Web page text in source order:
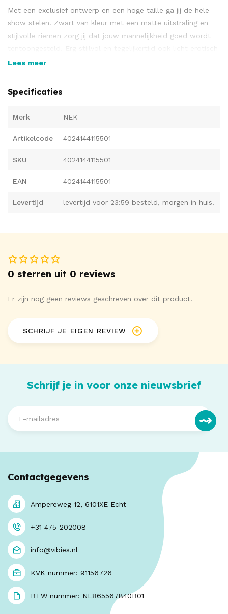
Met een exclusief ontwerp en een hoge taille ga jij de hele
show stelen. Zwart van kleur met een matte uitstraling en
stijlvolle riemen zorg jij dat jouw mannelijkheid goed wordt
geeft dit broekje NEK perfect draagcomfort en is de
en een echte trendy eye catcher!
90% polyester, 10% elastaan, polyurethaan coating.
Lees meer
Specificaties
Merk NEK
Artikelcode 4024144115501
SKU 4024144115501
EAN 4024144115501
Levertijd levertijd voor 23:59 besteld, morgen in huis.
0 sterren uit 0 reviews
Er zijn nog geen reviews geschreven over dit product.
SCHRIJF JE EIGEN REVIEW
Schrijf je in voor onze nieuwsbrief
Contactgegevens
Ampereweg 12, 6101XE Echt
+31 475-202008
info@vibies.nl
KVK nummer: 91156726
BTW nummer: NL865567840B01